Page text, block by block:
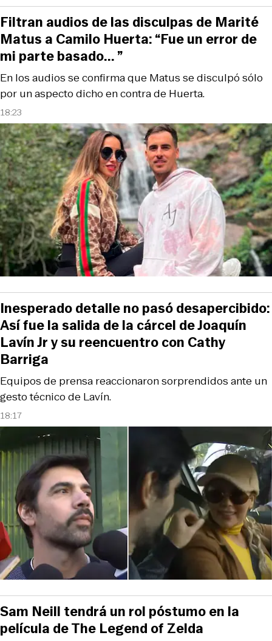
18:23
En los audios se confirma que Matus se disculpó sólo
por un aspecto dicho en contra de Huerta.
Filtran audios de las disculpas de Marité
Matus a Camilo Huerta: “Fue un error de
mi parte basado... ”
18:17
Equipos de prensa reaccionaron sorprendidos ante un
gesto técnico de Lavín.
Inesperado detalle no pasó desapercibido:
Así fue la salida de la cárcel de Joaquín
Lavín Jr y su reencuentro con Cathy
Barriga
Sam Neill tendrá un rol póstumo en la
película de The Legend of Zelda